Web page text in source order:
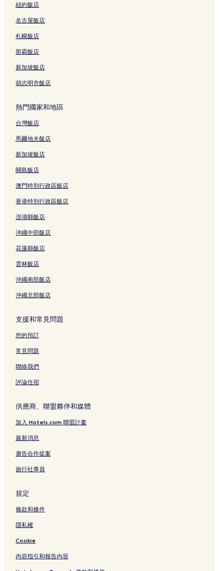
維京北歐滑雪中心附近的飯店
多塞特飯店
奇滕登飯店
雅典飯店
丹比飯店
庫奇峽谷村附近的飯店
曼徹斯特中心飯店
桑德蘭飯店
華盛頓飯店
綠山國家森林附近的飯店
溫德姆飯店
溫莎飯店
溫德姆郡飯店
伍德史塔克飯店
佛蒙特州自然科學協會附近的飯店
布朗斯維爾飯店
華倫飯店
白河匯口飯店
邦迪現代藝術館附近的飯店
Pico 山奇靈頓滑雪勝地附近的飯店
密德伯里飯店
Snowshed 快速四人滑雪纜車附近的飯店
愛德華 F. 奈普州立機場附近的飯店
紐約飯店
名古屋飯店
札幌飯店
那霸飯店
新加坡飯店
胡志明市飯店
熱門國家和地區
台灣飯店
馬爾地夫飯店
新加坡飯店
關島飯店
澳門特別行政區飯店
香港特別行政區飯店
澎湖縣飯店
沖繩中部飯店
花蓮縣飯店
雲林飯店
沖繩南部飯店
沖繩北部飯店
支援和常見問題
您的預訂
常見問題
聯絡我們
評論住宿
供應商、聯盟夥伴和媒體
加入 Hotels.com 聯盟計畫
最新消息
廣告合作提案
旅行社專員
規定
條款和條件
隱私權
Cookie
內容指引和報告內容